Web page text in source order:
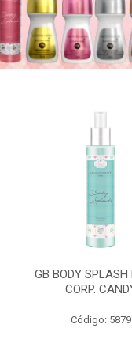
GB BODY SPLASH
CORP.
Código: 5879